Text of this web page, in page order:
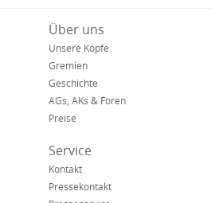
Über uns
Unsere Köpfe
Gremien
Geschichte
AGs, AKs & Foren
Preise
Service
Kontakt
Pressekontakt